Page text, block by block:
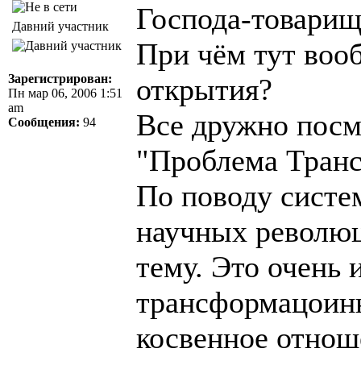
Давний участник
Зарегистрирован:
Пн мар 06, 2006 1:51
am
Сообщения: 94
Господа-
При чём тут
открытия?
Все дружно
"Проблема
По поводу
научных
тему. Это очень
косвенное